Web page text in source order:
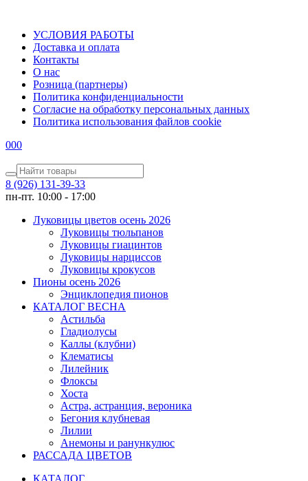
УСЛОВИЯ РАБОТЫ
Доставка и оплата
Контакты
О наc
Розница (партнеры)
Политика конфиденциальности
Согласие на обработку персональных данных
Политика использования файлов сookie
000
8 (926) 131-39-33
пн-пт. 10:00 - 17:00
Луковицы цветов осень 2026
Луковицы тюльпанов
Луковицы гиацинтов
Луковицы нарциссов
Луковицы крокусов
Пионы осень 2026
Энциклопедия пионов
КАТАЛОГ ВЕСНА
Астильба
Гладиолусы
Каллы (клубни)
Клематисы
Лилейник
Флоксы
Хоста
Астра, астранция, вероника
Бегония клубневая
Лилии
Анемоны и ранункулюс
РАССАДА ЦВЕТОВ
КАТАЛОГ